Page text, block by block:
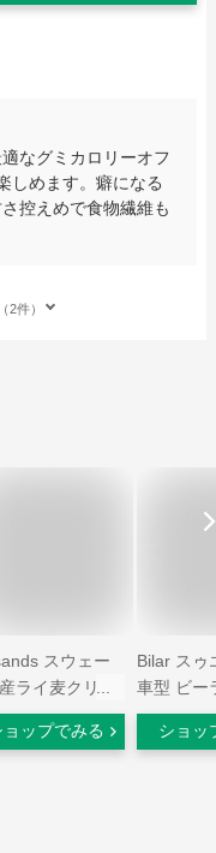
なグミカロリーオフ
しめます。癖になる
控えめで食物繊維も
2件）
スウェー
ライ麦クリス
ッド ラウンド
(14 オンス)
ョップでみる
Bilar スゥ
車型 ビー
ュマロ グ
１袋 ス
ショッ